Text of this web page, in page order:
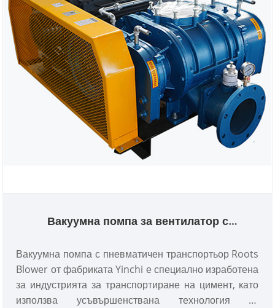
Вакуумна помпа за вентилатор с
Вакуумна помпа с пневматичен транспортьор Roots
Blower от фабриката Yinchi е специално изработена
за индустрията за транспортиране на цимент, като
използва усъвършенствана технология за